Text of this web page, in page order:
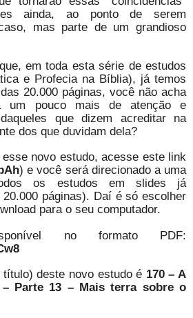
ainda, ao ponto de serem
mas parte de um grandioso
em toda esta série de estudos
e Profecia na Bíblia), já temos
20.000 páginas, você não acha
um pouco mais de atenção e
que dizem acreditar na
dos que duvidam dela?
novo estudo, acesse este link
) e você será direcionado a uma
os estudos em slides já
páginas). Daí é só escolher
para o seu computador.
no formato PDF:
deste novo estudo é 170 – A
– Parte 13 – Mais terra sobre o